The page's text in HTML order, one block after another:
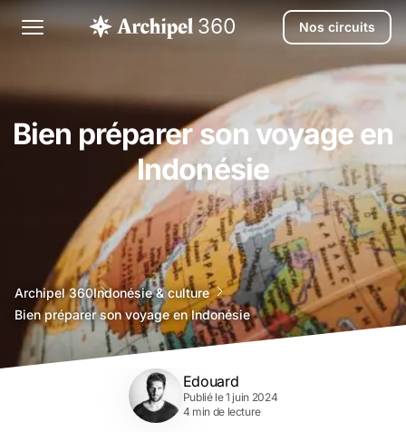
Nos circuits
Bien préparer son voyage en
Indonésie
Archipel 360agence
voyage
bali
Indonésie & culture
Bien préparer son voyage en Indonésie
Edouard
Publié le 1 juin 2024
4 min de lecture